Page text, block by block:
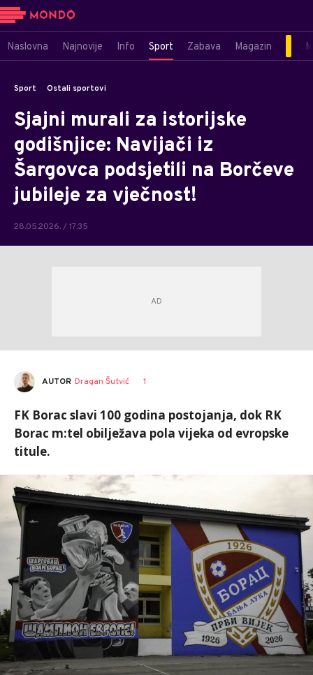
Naslovna Najnovije Info Sport Zabava Magazin
Sport Ostali sportovi
Sjajni murali za istorijske
godišnjice: Navijači iz
Šargovca podsjetili na Borčeve
jubileje za vječnost!
28.05.2026. / 17:35
AUTOR Dragan Šutvić 1
FK Borac slavi 100 godina postojanja, dok RK
Borac m:tel obilježava pola vijeka od evropske
titule.